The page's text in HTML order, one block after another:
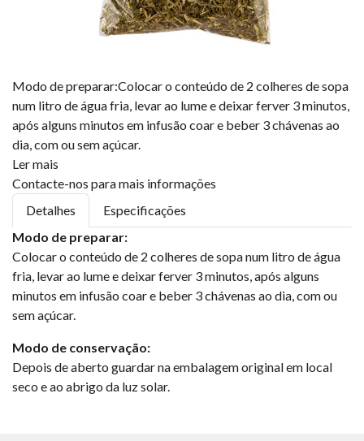
Modo de preparar:Colocar o conteúdo de 2 colheres de sopa
num litro de água fria, levar ao lume e deixar ferver 3 minutos,
após alguns minutos em infusão coar e beber 3 chávenas ao
dia, com ou sem açúcar.
Ler mais
Contacte-nos para mais informações
Detalhes
Especificações
Modo de preparar:
Colocar o conteúdo de 2 colheres de sopa num litro de água
fria, levar ao lume e deixar ferver 3 minutos, após alguns
minutos em infusão coar e beber 3 chávenas ao dia, com ou
sem açúcar.
Modo de conservação:
Depois de aberto guardar na embalagem original em local
seco e ao abrigo da luz solar.